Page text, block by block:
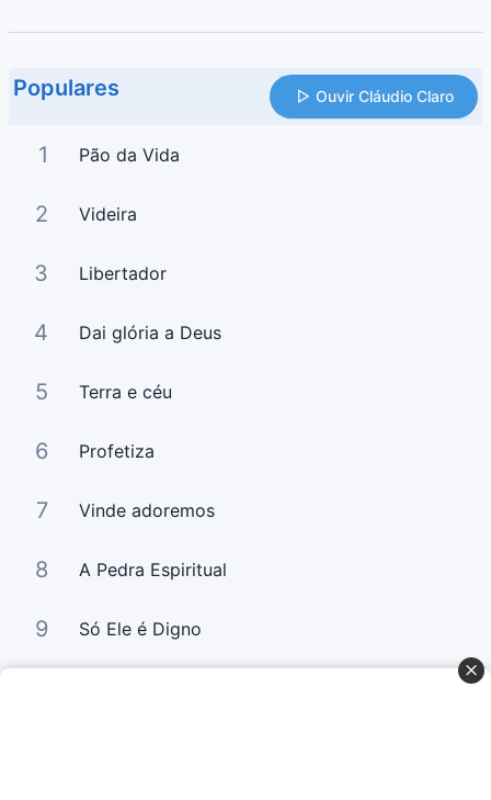
Populares Ouvir Cláudio Claro
1 Pão da Vida
2 Videira
3 Libertador
4 Dai glória a Deus
5 Terra e céu
6 Profetiza
7 Vinde adoremos
8 A Pedra Espiritual
9 Só Ele é Digno